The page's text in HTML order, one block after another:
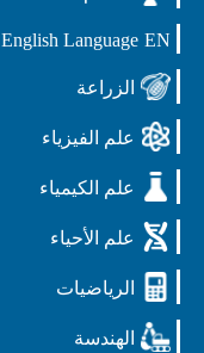
EN
English Language
الزراعة
علم الفيزياء
علم الكيمياء
علم الأحياء
الرياضيات
الهندسة